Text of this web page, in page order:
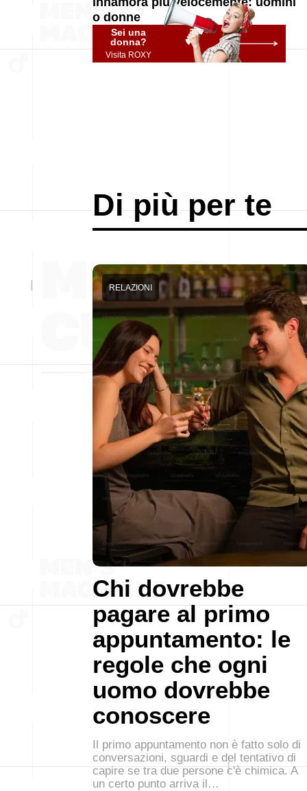
o donne
Sei una
donna?
Visita ROXY
Di più per te
Chi dovrebbe
pagare al primo
appuntamento: le
regole che ogni
uomo dovrebbe
conoscere
RELAZIONI
Il primo appuntamento non è fatto solo di
conversazioni, sguardi e del tentativo di
capire se tra due persone c'è chimica. A
un certo punto arriva il…